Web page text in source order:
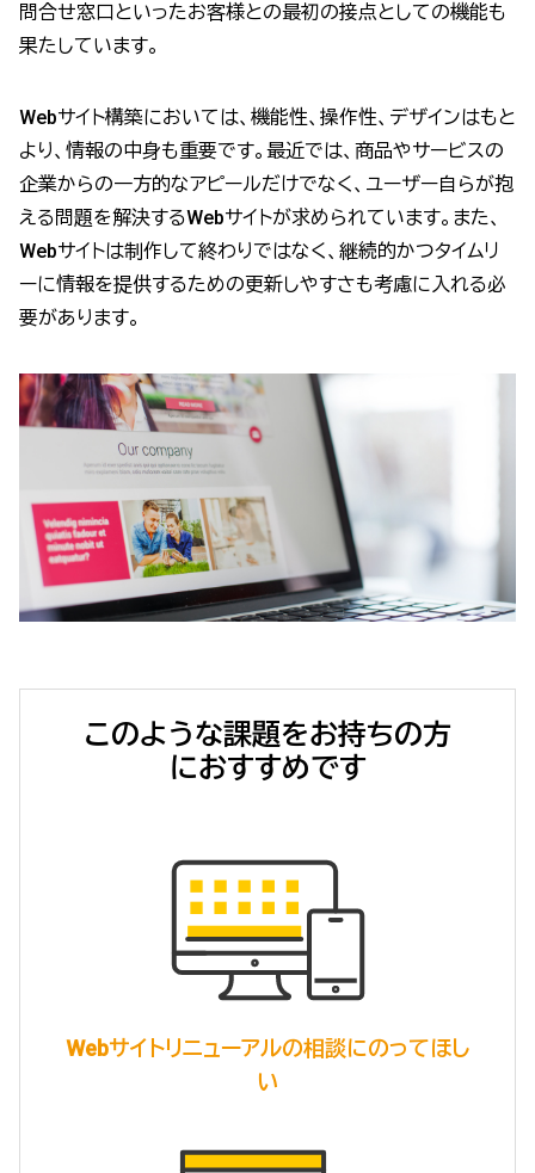
問合せ窓口といったお客様との最初の接点としての機能も
果たしています。
Webサイト構築においては、機能性、操作性、デザインはもと
より、情報の中身も重要です。最近では、商品やサービスの
企業からの一方的なアピールだけでなく、ユーザー自らが抱
える問題を解決するWebサイトが求められています。また、
Webサイトは制作して終わりではなく、継続的かつタイムリ
ーに情報を提供するための更新しやすさも考慮に入れる必
要があります。
このような課題をお持ちの方
におすすめです
Webサイトリニューアルの相談にのってほし
い